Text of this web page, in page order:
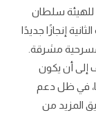
للهيئة سلطان
إنجازًا جديدًا
مشرقة.
إلى أن يكون
في ظل دعم
المزيد من